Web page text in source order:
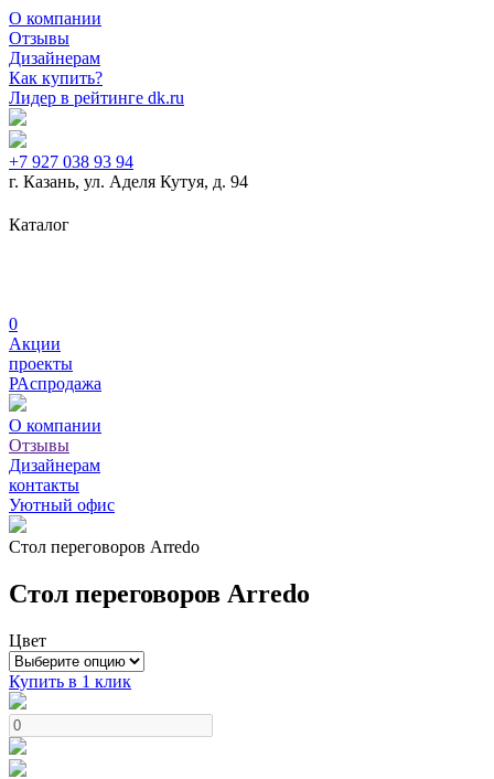
О компании
Отзывы
Дизайнерам
Как купить?
Лидер в рейтинге dk.ru
+7 927 038 93 94
г. Казань, ул. Аделя Кутуя, д. 94
Каталог
Дизайнерская мебель
0
Акции
проекты
РАспродажа
О компании
Отзывы
Дизайнерам
контакты
Уютный офис
Стол переговоров Arredo
Стол переговоров Arredo
Цвет
Купить в 1 клик